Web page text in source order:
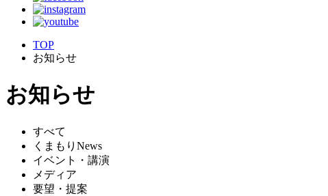
TOP
お知らせ
お知らせ
すべて
くまもりNews
イベント・講演
メディア
要望・提案